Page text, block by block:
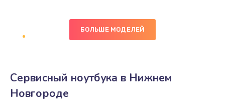
Заказать
880 руб.
БОЛЬШЕ МОДЕЛЕЙ
Сервисный ноутбука в Нижнем
Новгороде